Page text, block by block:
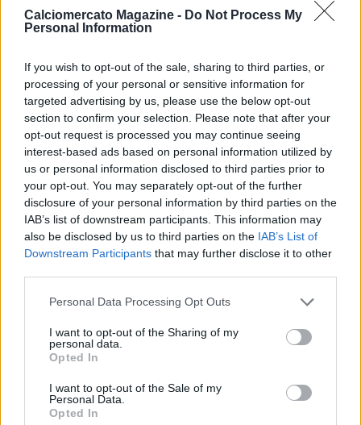
Calciomercato Magazine - Do Not Process My
Personal Information
If you wish to opt-out of the sale, sharing to third parties, or
processing of your personal or sensitive information for
targeted advertising by us, please use the below opt-out
section to confirm your selection. Please note that after your
opt-out request is processed you may continue seeing
interest-based ads based on personal information utilized by
us or personal information disclosed to third parties prior to
your opt-out. You may separately opt-out of the further
disclosure of your personal information by third parties on the
IAB’s list of downstream participants. This information may
also be disclosed by us to third parties on the IAB’s List of
Downstream Participants that may further disclose it to other
Personal Data Processing Opt Outs
I want to opt-out of the Sharing of my
personal data.
Opted In
I want to opt-out of the Sale of my
Personal Data.
Opted In
del virus. In passato uno scienziato che lavora in quel
laboratorio ha riferito di essere stato attaccato dagli stessi
possibile infezione, si è messo in entrambe le occasioni in
quarantena volontaria per 14 giorni. Secondo gli scienziati,
dunque, "è plausibile che il virus sia trapelato dal laboratorio e
abbia così contaminato i pazienti iniziali, anche se in studi futuri
saranno necessarie solide prove".
Il secondo laboratorio - Ma non è finita qui, perché gli stessi
studiosi della South China University hanno analizzato anche la
possibilità che il coronavirus sia fuoriuscito da un secondo
laboratorio, posto a 12 chilometri di distanza dall'ormai noto
testando un particolare virus sui pipistrelli, partendo dalla
ricercatori, questo derivato potrebbe essere trapelato dal
laboratorio.
Le conclusioni - In attesa di maggiori evidenze lo studio si